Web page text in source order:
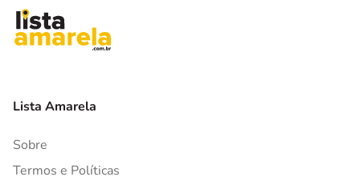
Lista Amarela
Sobre
Termos e Políticas